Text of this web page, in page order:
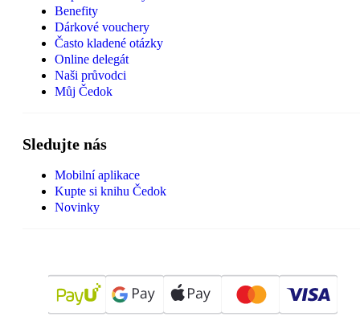
Benefity
Dárkové vouchery
Často kladené otázky
Online delegát
Naši průvodci
Můj Čedok
Sledujte nás
Mobilní aplikace
Kupte si knihu Čedok
Novinky